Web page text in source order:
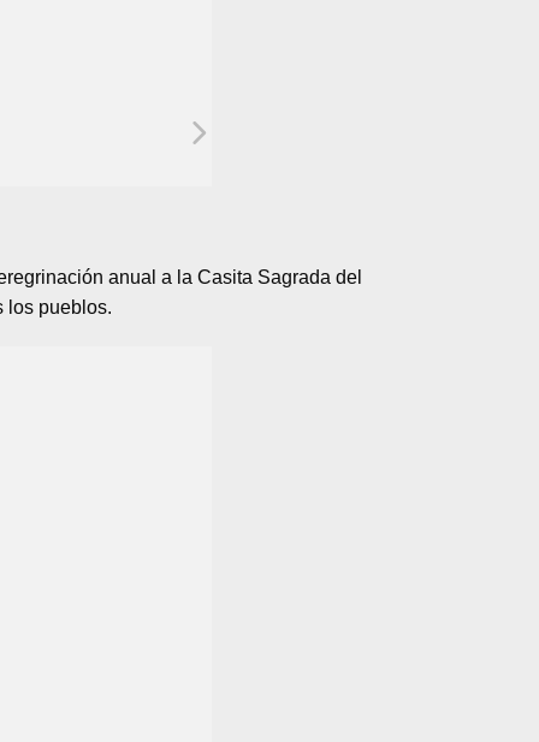
anual a la Casita Sagrada del
los pueblos.